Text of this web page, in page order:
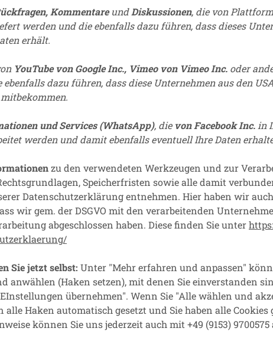
gespeichert werden, sondern nur das „G“ erfüllt wurde. D.h.
Information wieder gelöscht werden.
NICHT kopiert oder anderweitig verarbeitet werden!
des Nachweises für den Betriebsinhaber darf aus
14 Tagen (gem. §§ 3, 17 BayIfSMV) und NICHT über
des Zugangs und deren direkter Stelle z.B. Pforte - eine
oder in der Personalakte ist
ist NICHT zulässig.
im Außendienst darf festgehalten
Personen wie Besucher:innen, Monteure, etc. dürfen
verarbeitet werden, sofern der besuchte Betrieb
darf den Umfang einer Woche zuvor nicht
in der Originalfassung,hier.
Impfstatus vom Arbeitgeber verarbeitet werden?"
der Datenschutzkonferenz des Bundes und der
KommentareundDiskussionen, die von
werden und die ebenfalls dazu führen, dass dieses
erhält.
YouTube von Google Inc., Vimeo von Vimeo Inc. oder
ebenfalls dazu führen, dass diese Unternehmen aus den
und Services (WhatsApp), die von Facebook Inc. in
werden und damit ebenfalls eventuell Ihre Daten
zu den verwendeten Werkzeugen und zur
Speicherfristen sowie alle damit
Datenschutzerklärung entnehmen. Hier haben wir
wir gem. der DSGVO mit den verarbeitenden
abgeschlossen haben. Diese finden Sie unter
Sie jetzt selbst: Unter "Mehr erfahren und anpassen"
anwählen (Haken setzen), mit denen Sie einverstanden
übernehmen". Wenn Sie "Alle wählen und
alle Haken automatisch gesetzt und Sie haben alle Cookies
können Sie uns jederzeit auch mit +49 (9153)